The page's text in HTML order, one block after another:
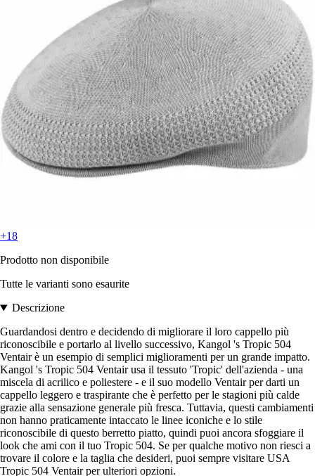
+18
Prodotto non disponibile
Tutte le varianti sono esaurite
Descrizione
Guardandosi dentro e decidendo di migliorare il loro cappello più
riconoscibile e portarlo al livello successivo, Kangol 's Tropic 504
Ventair è un esempio di semplici miglioramenti per un grande impatto.
Kangol 's Tropic 504 Ventair usa il tessuto 'Tropic' dell'azienda - una
miscela di acrilico e poliestere - e il suo modello Ventair per darti un
cappello leggero e traspirante che è perfetto per le stagioni più calde
grazie alla sensazione generale più fresca. Tuttavia, questi cambiamenti
non hanno praticamente intaccato le linee iconiche e lo stile
riconoscibile di questo berretto piatto, quindi puoi ancora sfoggiare il
look che ami con il tuo Tropic 504. Se per qualche motivo non riesci a
trovare il colore e la taglia che desideri, puoi sempre visitare USA
Tropic 504 Ventair per ulteriori opzioni.